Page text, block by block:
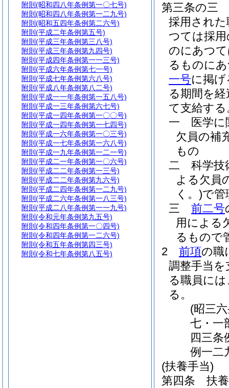
第三条の三
採用され
つては採
のにあつ
るものに
一号に掲
る期間を
て支給する
一
医学
欠員の補
もの
二
科学技
よる欠員
く。)で管
三
前二号
用による
るもので
2
前項の職
調整手当
る職員には
る。
(昭三
七・一
四三条
例一二
(扶養手当)
第四条
扶
附則 (昭和四八年条例第一〇七号)
附則 (昭和四八年条例第一二九号)
附則 (昭和五四年条例第二六号)
附則 (平成二年条例第五号)
附則 (平成三年条例第三八号)
附則 (平成三年条例第九四号)
附則 (平成四年条例第一一三号)
附則 (平成六年条例第七一号)
附則 (平成七年条例第六八号)
附則 (平成八年条例第八二号)
附則 (平成一一年条例第一五八号)
附則 (平成一三年条例第六七号)
附則 (平成一四年条例第一〇〇号)
附則 (平成一四年条例第一七四号)
附則 (平成一六年条例第一〇三号)
附則 (平成一七年条例第一六八号)
附則 (平成一九年条例第一二一号)
附則 (平成二一年条例第一〇六号)
附則 (平成二二年条例第一三号)
附則 (平成二二年条例第九六号)
附則 (平成二四年条例第一二九号)
附則 (平成二六年条例第一八三号)
附則 (平成二八年条例第一一九号)
附則 (令和元年条例第九五号)
附則 (令和四年条例第一〇四号)
附則 (令和四年条例第一二六号)
附則 (令和五年条例第四三号)
附則 (令和七年条例第八五号)